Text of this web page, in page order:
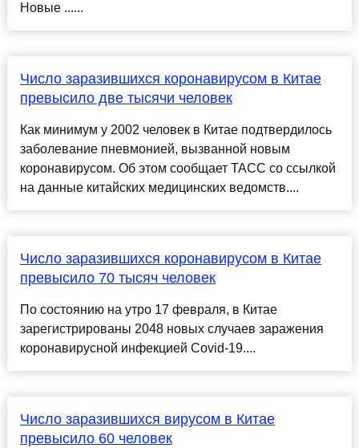
Новые ......
Число заразившихся коронавирусом в Китае
превысило две тысячи человек
Как минимум у 2002 человек в Китае подтвердилось
заболевание пневмонией, вызванной новым
коронавирусом. Об этом сообщает ТАСС со ссылкой
на данные китайских медицинских ведомств....
Число заразившихся коронавирусом в Китае
превысило 70 тысяч человек
По состоянию на утро 17 февраля, в Китае
зарегистрированы 2048 новых случаев заражения
коронавирусной инфекцией Covid-19....
Число заразившихся вирусом в Китае
превысило 60 человек